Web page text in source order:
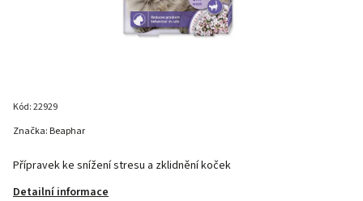
Kód:22929
Přípravek ke snížení stresu a zklidnění koček
Detailní informace
Značka: Beaphar